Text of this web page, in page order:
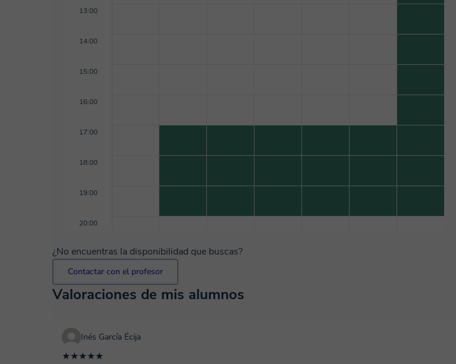
13:00
14:00
15:00
16:00
17:00
18:00
19:00
20:00
¿No encuentras la disponibilidad que buscas?
Contactar con el profesor
Valoraciones de mis alumnos
Inés García Écija
★★★★★